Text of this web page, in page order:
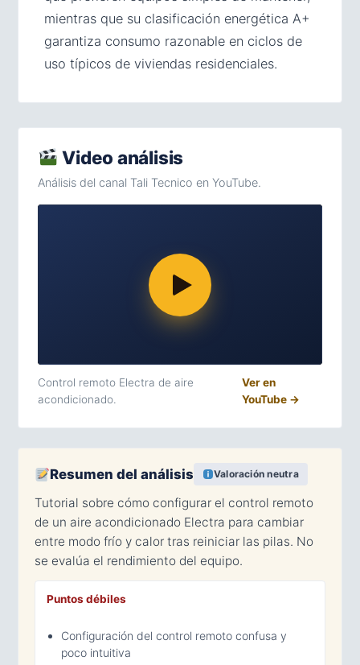
mientras que su clasificación energética A+
garantiza consumo razonable en ciclos de
uso típicos de viviendas residenciales.
Video análisis
Análisis del canal Tali Tecnico en YouTube.
Control remoto Electra de aire
acondicionado.
Ver en
YouTube →
Resumen del análisis Valoración neutra
Tutorial sobre cómo configurar el control remoto
de un aire acondicionado Electra para cambiar
entre modo frío y calor tras reiniciar las pilas. No
se evalúa el rendimiento del equipo.
Puntos débiles
Configuración del control remoto confusa y
poco intuitiva